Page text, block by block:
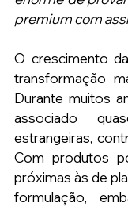
premium com
O crescimento
transformação
Durante muitos
associado
estrangeiras,
Com produtos
próximas às de
formulação,